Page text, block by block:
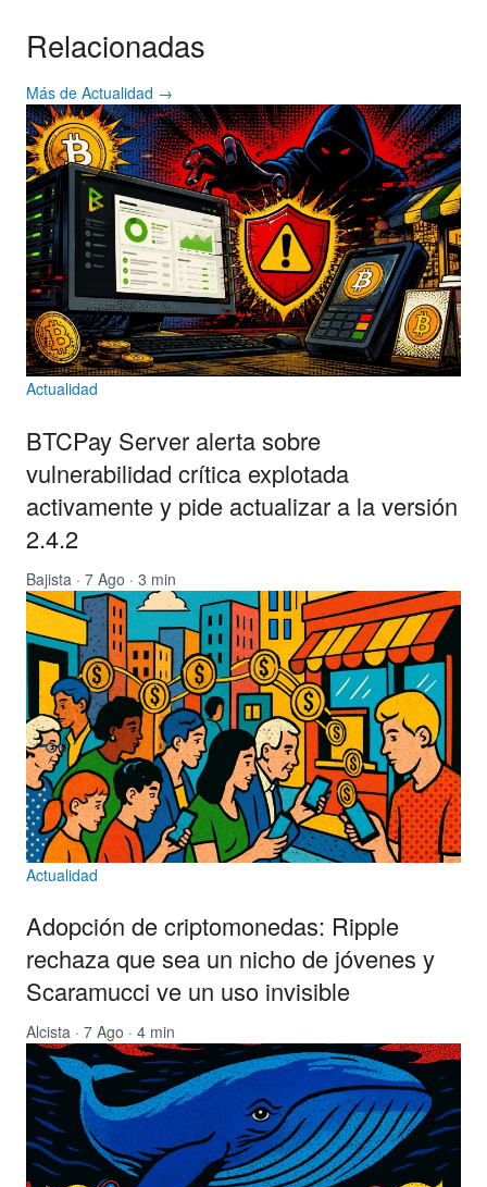
Relacionadas
Más de Actualidad →
Actualidad
BTCPay Server alerta sobre
vulnerabilidad crítica explotada
activamente y pide actualizar a la versión
2.4.2
Bajista · 7 Ago · 3 min
Actualidad
Adopción de criptomonedas: Ripple
rechaza que sea un nicho de jóvenes y
Scaramucci ve un uso invisible
Alcista · 7 Ago · 4 min